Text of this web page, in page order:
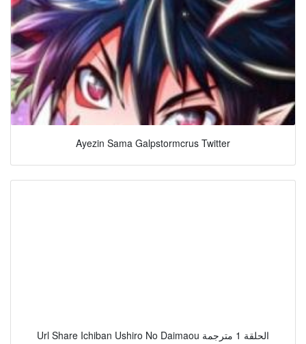
Ayezin Sama Galpstormcrus Twitter
Url Share Ichiban Ushiro No Daimaou الحلقة 1 مترجمة